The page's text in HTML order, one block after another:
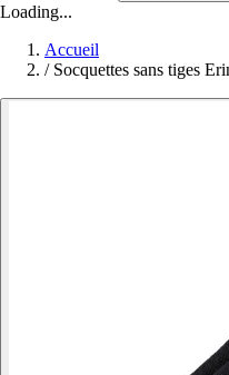
Loading...
Accueil
/ Socquettes sans tiges